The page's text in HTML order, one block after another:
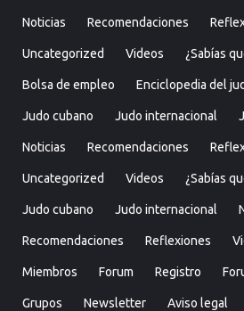
Noticias Recomendaciones
Uncategorized Videos ¿Sabías
Bolsa de empleo Enciclopedia del
Judo cubano Judo internacional
Noticias Recomendaciones
Uncategorized Videos ¿Sabías
Judo cubano Judo internacional
Recomendaciones Reflexiones
Miembros Forum Registro
Grupos Newsletter Aviso legal